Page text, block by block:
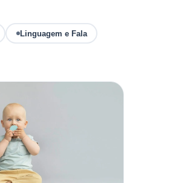
Linguagem e Fala